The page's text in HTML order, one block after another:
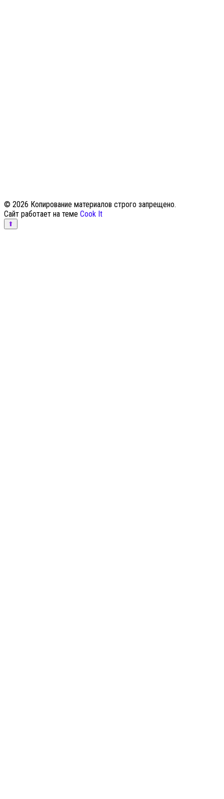
© 2026 Копирование материалов строго запрещено.
Сайт работает на теме Cook It